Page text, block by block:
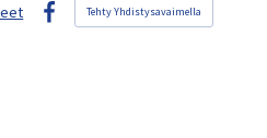
Facebook
Tehty Yhdistysavaimella